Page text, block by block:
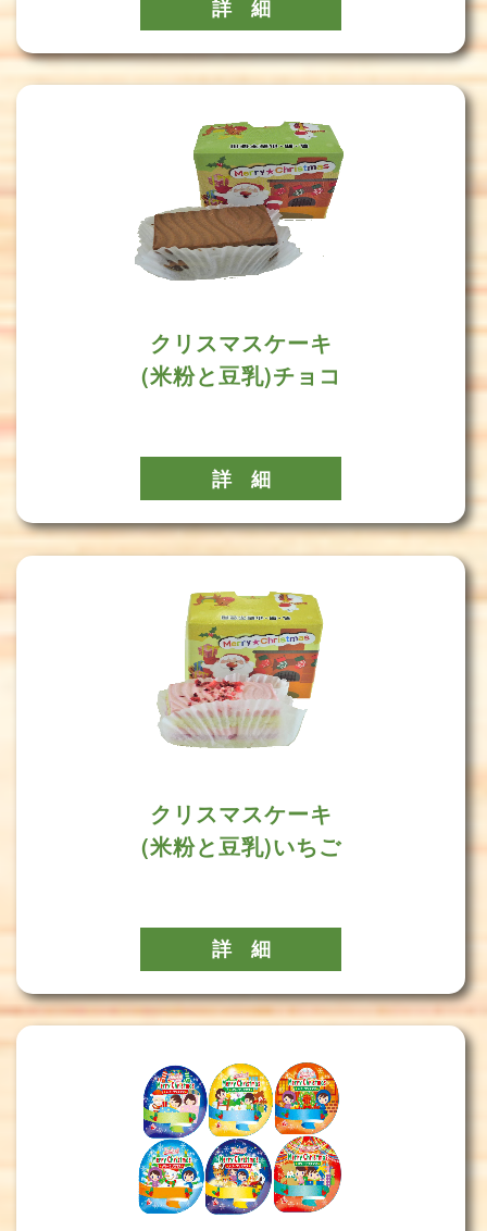
詳 細
クリスマスケーキ
(米粉と豆乳)チョコ
詳 細
クリスマスケーキ
(米粉と豆乳)いちご
詳 細